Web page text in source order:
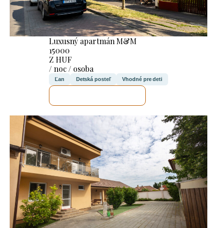
Luxusný apartmán M&M
15000
Z HUF
/ noc / osoba
Ľan Detská posteľ Vhodné pre deti